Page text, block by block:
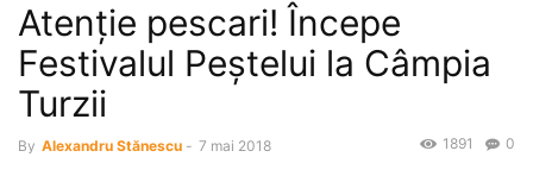
Atenţie pescari! Începe
Festivalul Peştelui la Câmpia
Turzii
By Alexandru Stănescu - 7 mai 2018 0
1891